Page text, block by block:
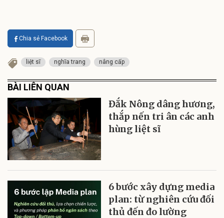
Chia sẻ Facebook
liệt sĩ nghĩa trang nâng cấp
BÀI LIÊN QUAN
Đắk Nông dâng hương,
thắp nến tri ân các anh
hùng liệt sĩ
6 bước xây dựng media
plan: từ nghiên cứu đối
thủ đến đo lường